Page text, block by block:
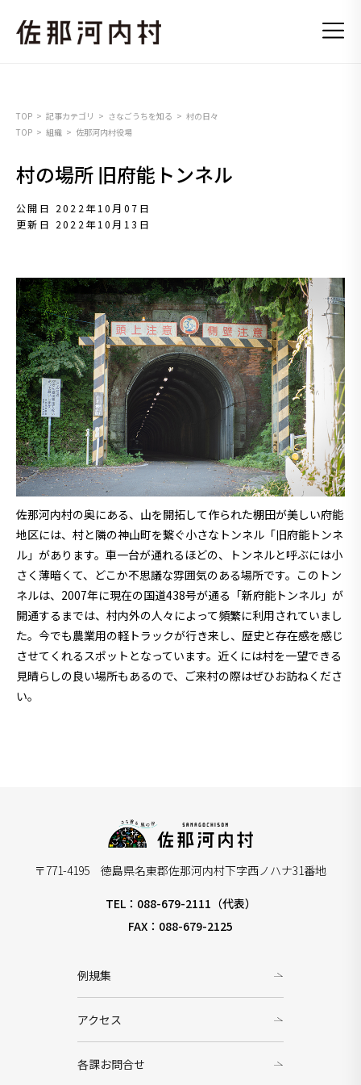
TOP 記事カテゴリ さなごうちを知る
村の日々
TOP
組織 佐那河内村役場
村の場所 旧府能トンネル
公開日 2022年10月07日
更新日 2022年10月13日
佐那河内村の奥にある、山を開拓して作られた棚田が美しい府能
地区には、村と隣の神山町を繋ぐ小さなトンネル「旧府能トンネ
ル」があります。車一台が通れるほどの、トンネルと呼ぶには小
さく薄暗くて、どこか不思議な雰囲気のある場所です。このトン
ネルは、2007年に現在の国道438号が通る「新府能トンネル」が
開通するまでは、村内外の人々によって頻繁に利用されていまし
た。今でも農業用の軽トラックが行き来し、歴史と存在感を感じ
させてくれるスポットとなっています。近くには村を一望できる
見晴らしの良い場所もあるので、ご来村の際はぜひお訪ねくださ
い。
〒771-4195 徳島県名東郡佐那河内村下字西ノハナ31番地
TEL：088-679-2111（代表）
FAX：088-679-2125
例規集
アクセス
各課お問合せ